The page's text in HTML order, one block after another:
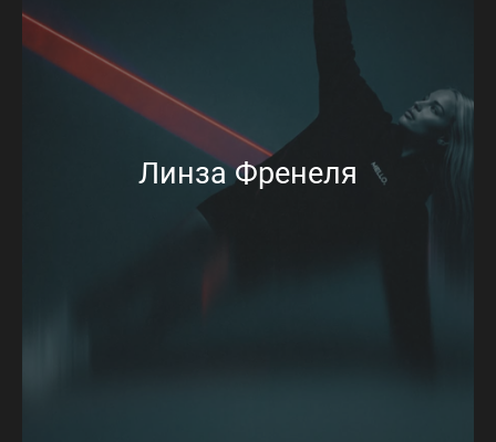
Линза Френеля